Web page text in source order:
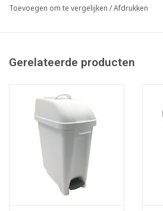
- PSV - Second Life Plastic-gecertificeerd.
Toevoegen om te vergelijken /Afdrukken
Gerelateerde producten